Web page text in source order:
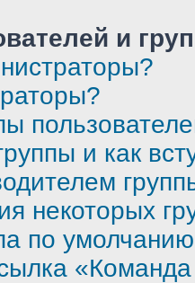
и
и как
некоторых
по